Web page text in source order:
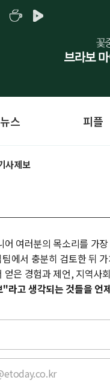
스 피플
사제보
여러분의 목소리를 가
에서 충분히 검토한 뒤
얻은 경험과 제언, 지역사
라고 생각되는 것들을 언